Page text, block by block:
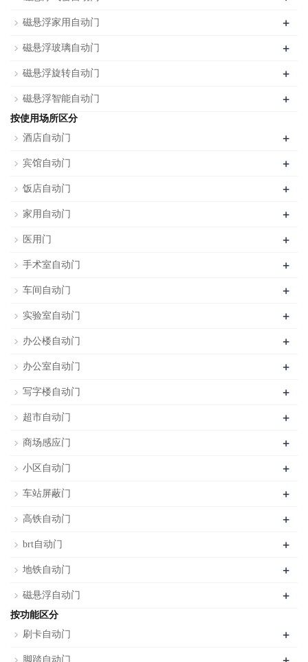
磁悬浮家用自动门 +
磁悬浮玻璃自动门 +
磁悬浮旋转自动门 +
磁悬浮智能自动门 +
按使用场所区分
酒店自动门
+
宾馆自动门 +
饭店自动门 +
家用自动门 +
医用门 +
手术室自动门 +
车间自动门 +
实验室自动门 +
办公楼自动门 +
办公室自动门 +
写字楼自动门 +
超市自动门 +
商场感应门 +
小区自动门 +
车站屏蔽门 +
高铁自动门 +
brt自动门 +
地铁自动门 +
磁悬浮自动门 +
按功能区分
刷卡自动门
+
脚踏自动门